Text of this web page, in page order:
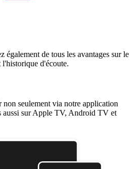
également de tous les avantages sur le
d'écoute.
seulement via notre application
aussi sur Apple TV, Android TV et